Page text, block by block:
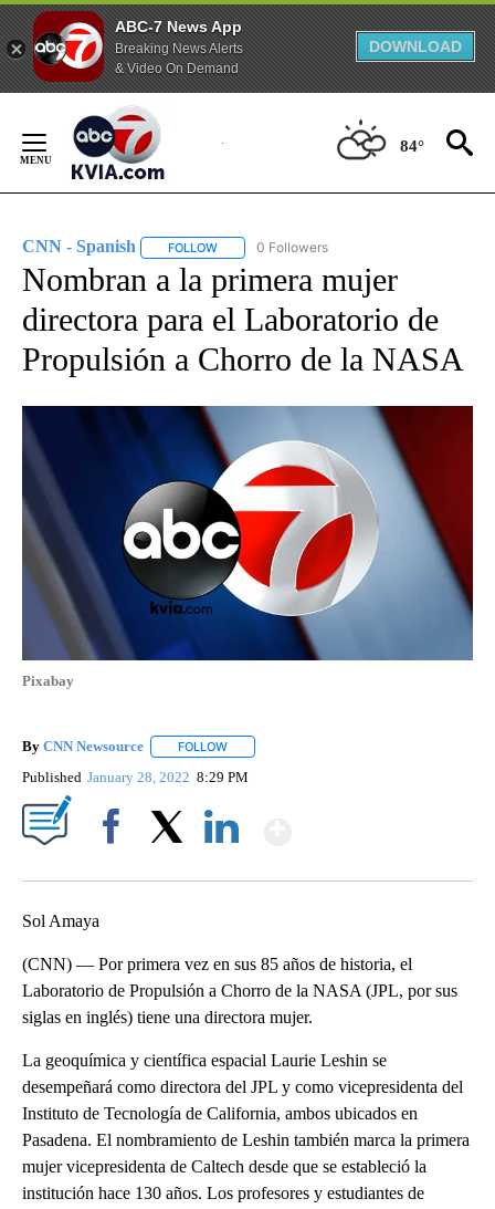
ABC-7 News App
Breaking News Alerts
& Video On Demand
DOWNLOAD
Content
84°
CNN - Spanish FOLLOW FOLLOW "CNN - SPANISH" TO RECEIVE
0 Followers
Nombran a la primera mujer
directora para el Laboratorio de
Propulsión a Chorro de la NASA
Pixabay
By CNN Newsource FOLLOW
Published January 28, 2022 8:29 PM
Sol Amaya
(CNN) — Por primera vez en sus 85 años de historia, el
Laboratorio de Propulsión a Chorro de la NASA (JPL, por sus
siglas en inglés) tiene una directora mujer.
La geoquímica y científica espacial Laurie Leshin se
desempeñará como directora del JPL y como vicepresidenta del
Instituto de Tecnología de California, ambos ubicados en
Pasadena. El nombramiento de Leshin también marca la primera
mujer vicepresidenta de Caltech desde que se estableció la
institución hace 130 años. Los profesores y estudiantes de